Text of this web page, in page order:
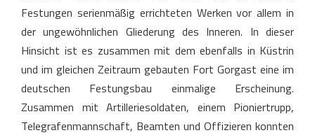
Festungen serienmäßig errichteten Werken vor allem in
der ungewöhnlichen Gliederung des Inneren. In dieser
Hinsicht ist es zusammen mit dem ebenfalls in Küstrin
und im gleichen Zeitraum gebauten Fort Gorgast eine im
deutschen Festungsbau einmalige Erscheinung.
Zusammen mit Artilleriesoldaten, einem Pioniertrupp,
Telegrafenmannschaft, Beamten und Offizieren konnten